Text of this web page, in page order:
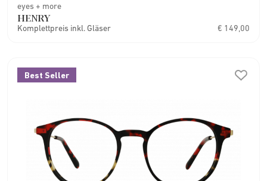
eyes + more
HENRY
Komplettpreis inkl. Gläser € 149,00
Best Seller